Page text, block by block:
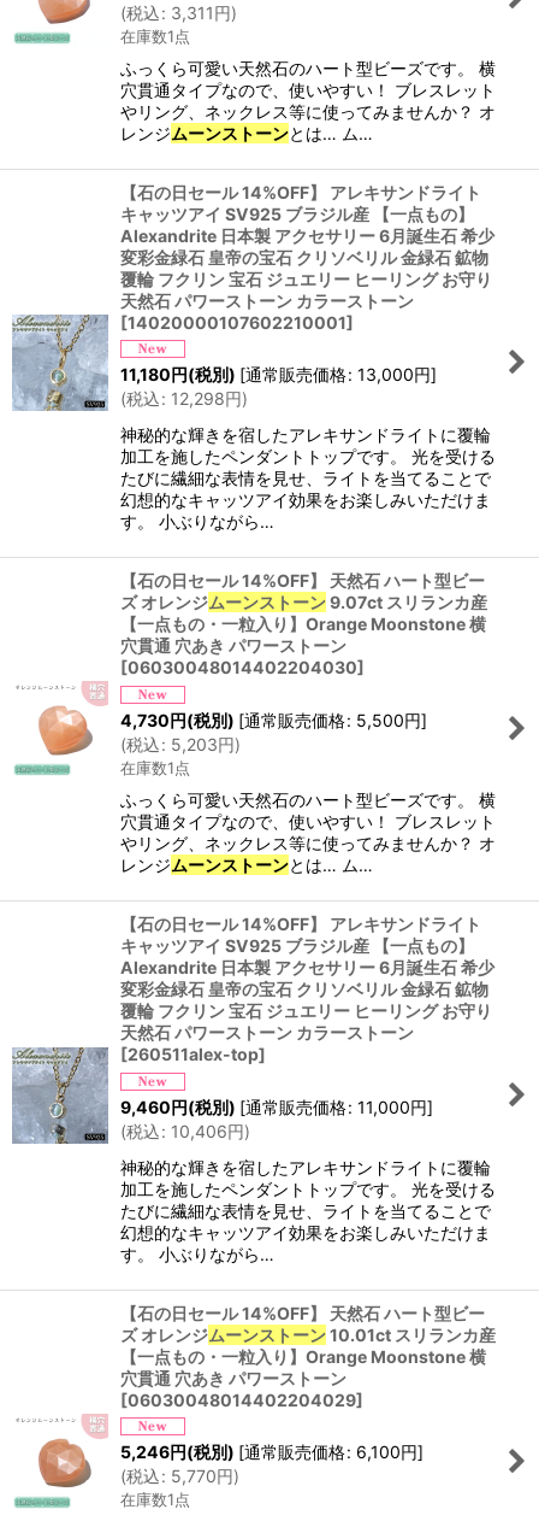
(税込: 3,311円)
在庫数1点
ふっくら可愛い天然石のハート型ビーズです。 横
穴貫通タイプなので、使いやすい！ ブレスレット
やリング、ネックレス等に使ってみませんか？ オ
レンジムーンストーンとは… ム…
【石の日セール 14%OFF】 アレキサンドライト
キャッツアイ SV925 ブラジル産 【一点もの】
Alexandrite 日本製 アクセサリー 6月誕生石 希少
変彩金緑石 皇帝の宝石 クリソベリル 金緑石 鉱物
覆輪 フクリン 宝石 ジュエリー ヒーリング お守り
天然石 パワーストーン カラーストーン
[14020000107602210001]
11,180円(税別) [通常販売価格: 13,000円]
(税込: 12,298円)
神秘的な輝きを宿したアレキサンドライトに覆輪
加工を施したペンダントトップです。 光を受ける
たびに繊細な表情を見せ、ライトを当てることで
幻想的なキャッツアイ効果をお楽しみいただけま
す。 小ぶりながら…
【石の日セール 14%OFF】 天然石 ハート型ビー
ズ オレンジムーンストーン9.07ct スリランカ産
【一点もの・一粒入り】Orange Moonstone 横
穴貫通 穴あき パワーストーン
[06030048014402204030]
4,730円(税別) [通常販売価格: 5,500円]
(税込: 5,203円)
在庫数1点
ふっくら可愛い天然石のハート型ビーズです。 横
穴貫通タイプなので、使いやすい！ ブレスレット
やリング、ネックレス等に使ってみませんか？ オ
レンジムーンストーンとは… ム…
【石の日セール 14%OFF】 アレキサンドライト
キャッツアイ SV925 ブラジル産 【一点もの】
Alexandrite 日本製 アクセサリー 6月誕生石 希少
変彩金緑石 皇帝の宝石 クリソベリル 金緑石 鉱物
覆輪 フクリン 宝石 ジュエリー ヒーリング お守り
天然石 パワーストーン カラーストーン
[260511alex-top]
9,460円(税別) [通常販売価格: 11,000円]
(税込: 10,406円)
神秘的な輝きを宿したアレキサンドライトに覆輪
加工を施したペンダントトップです。 光を受ける
たびに繊細な表情を見せ、ライトを当てることで
幻想的なキャッツアイ効果をお楽しみいただけま
す。 小ぶりながら…
【石の日セール 14%OFF】 天然石 ハート型ビー
ズ オレンジムーンストーン10.01ct スリランカ産
【一点もの・一粒入り】Orange Moonstone 横
穴貫通 穴あき パワーストーン
[06030048014402204029]
5,246円(税別) [通常販売価格: 6,100円]
(税込: 5,770円)
在庫数1点